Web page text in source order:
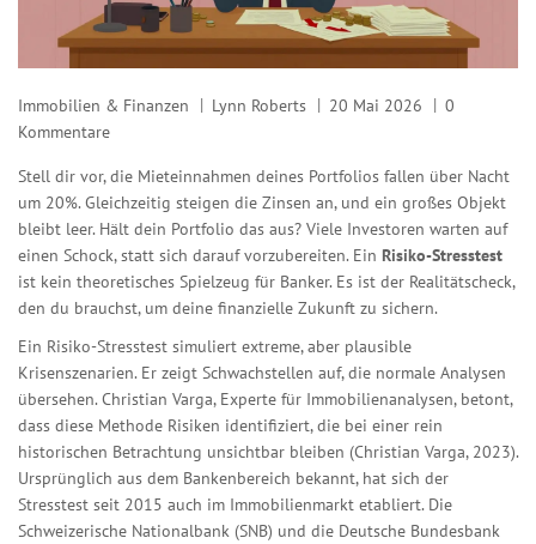
Immobilien & Finanzen Lynn Roberts 20 Mai 2026
0
Kommentare
Stell dir vor, die Mieteinnahmen deines Portfolios fallen über Nacht
um 20%. Gleichzeitig steigen die Zinsen an, und ein großes Objekt
bleibt leer. Hält dein Portfolio das aus? Viele Investoren warten auf
einen Schock, statt sich darauf vorzubereiten. Ein Risiko-Stresstest
ist kein theoretisches Spielzeug für Banker. Es ist der Realitätscheck,
den du brauchst, um deine finanzielle Zukunft zu sichern.
Ein Risiko-Stresstest simuliert extreme, aber plausible
Krisenszenarien. Er zeigt Schwachstellen auf, die normale Analysen
übersehen. Christian Varga, Experte für Immobilienanalysen, betont,
dass diese Methode Risiken identifiziert, die bei einer rein
historischen Betrachtung unsichtbar bleiben (Christian Varga, 2023).
Ursprünglich aus dem Bankenbereich bekannt, hat sich der
Stresstest seit 2015 auch im Immobilienmarkt etabliert. Die
Schweizerische Nationalbank (SNB) und die Deutsche Bundesbank